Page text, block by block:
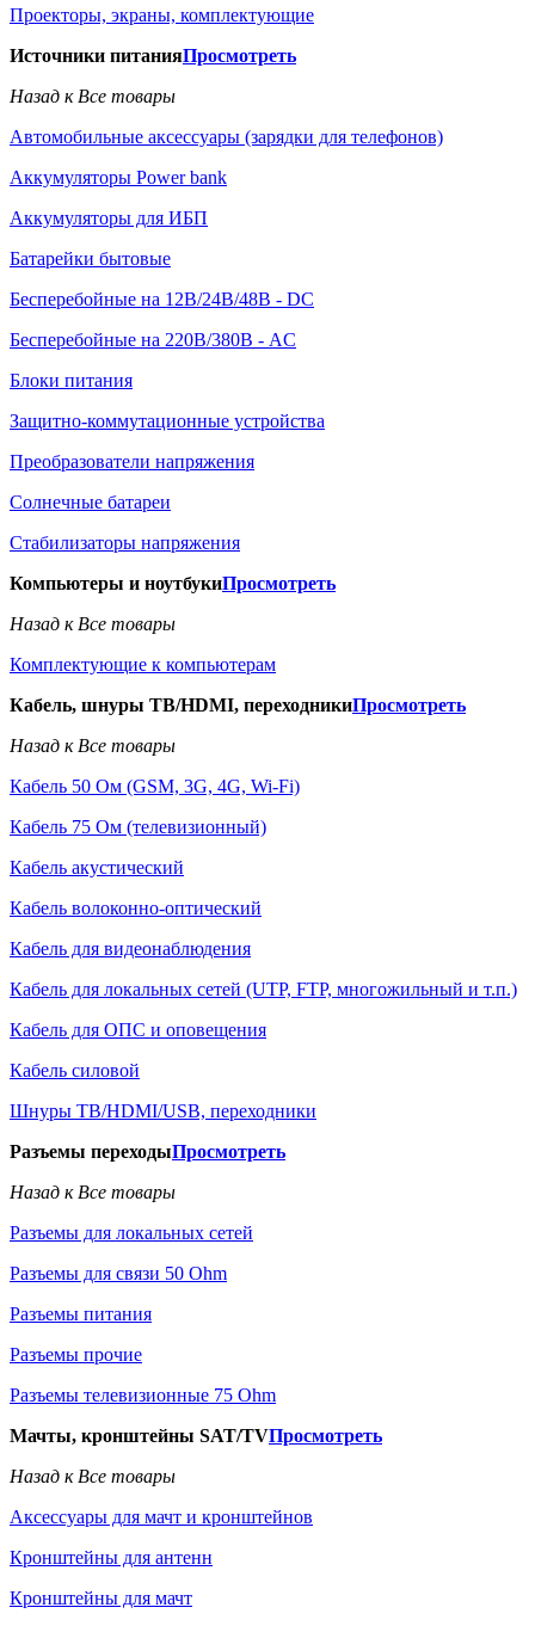
Проекторы, экраны, комплектующие
Источники питанияПросмотреть
Назад к Все товары
Автомобильные аксессуары (зарядки для телефонов)
Аккумуляторы Power bank
Аккумуляторы для ИБП
Батарейки бытовые
Бесперебойные на 12В/24В/48В - DC
Бесперебойные на 220В/380В - AC
Блоки питания
Защитно-коммутационные устройства
Преобразователи напряжения
Солнечные батареи
Стабилизаторы напряжения
Компьютеры и ноутбукиПросмотреть
Назад к Все товары
Комплектующие к компьютерам
Кабель, шнуры ТВ/HDMI, переходникиПросмотреть
Назад к Все товары
Кабель 50 Ом (GSM, 3G, 4G, Wi-Fi)
Кабель 75 Ом (телевизионный)
Кабель акустический
Кабель волоконно-оптический
Кабель для видеонаблюдения
Кабель для локальных сетей (UTP, FTP, многожильный и т.п.)
Кабель для ОПС и оповещения
Кабель силовой
Шнуры ТВ/HDMI/USB, переходники
Разъемы переходыПросмотреть
Назад к Все товары
Разъемы для локальных сетей
Разъемы для связи 50 Ohm
Разъемы питания
Разъемы прочие
Разъемы телевизионные 75 Ohm
Мачты, кронштейны SAT/TVПросмотреть
Назад к Все товары
Аксессуары для мачт и кронштейнов
Кронштейны для антенн
Кронштейны для мачт